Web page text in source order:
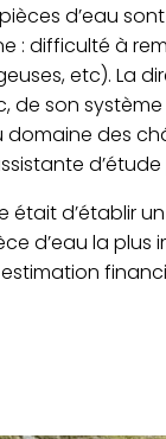
d’eau
: difficulté à
etc). La
de son
domaine des
était d’établir
d’eau la plus